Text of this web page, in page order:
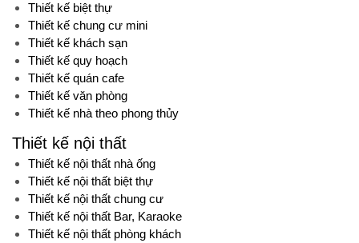
Thiết kế biệt thự
Thiết kế chung cư mini
Thiết kế khách sạn
Thiết kế quy hoạch
Thiết kế quán cafe
Thiết kế văn phòng
Thiết kế nhà theo phong thủy
Thiết kế nội thất
Thiết kế nội thất nhà ống
Thiết kế nội thất biệt thự
Thiết kế nội thất chung cư
Thiết kế nội thất Bar, Karaoke
Thiết kế nội thất phòng khách